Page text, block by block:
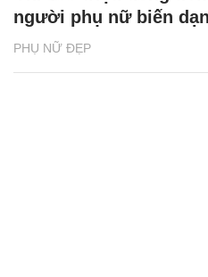
PHỤ NỮ ĐẸP
người phụ nữ biến